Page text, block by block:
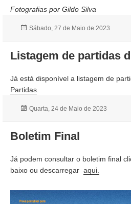
Fotografias por Gildo Silva
Publicado
Sábado, 27 de Maio de 2023
Listagem de partidas
Já está disponível a listagem de
Partidas
Publicado
Quarta, 24 de Maio de 2023
Boletim Final
Já podem consultar o boletim final
baixo ou descarregar aqui.